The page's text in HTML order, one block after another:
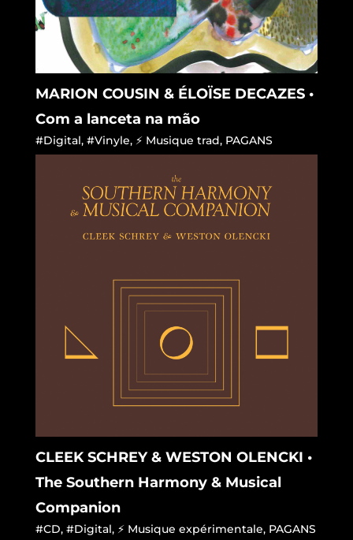
MARION COUSIN & ÉLOÏSE DECAZES •
Com a lanceta na mão
#Digital, #Vinyle, ⚡ Musique trad, PAGANS
CLEEK SCHREY & WESTON OLENCKI •
The Southern Harmony & Musical
Companion
#CD, #Digital, ⚡ Musique expérimentale, PAGANS